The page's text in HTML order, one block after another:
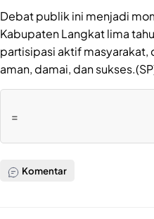
Debat publik ini menjadi
Kabupaten Langkat lima
partisipasi aktif
aman, damai, dan
=
Komentar